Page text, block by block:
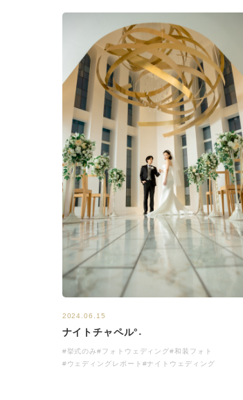
2024.06.15
ナイトチャペル°˖
#挙式のみ#フォトウェディング#和装フォト
#ウェディングレポート #ナイトウェディング